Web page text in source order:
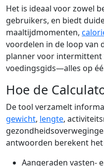
Het is ideaal voor zowel
gebruikers, en biedt
maaltijdmomenten,
voordelen in de loop van
planner voor
voedingsgids—alles op
Hoe de
De tool verzamelt
gewicht, lengte,
antwoorden berekent het
Aangeraden vasten-